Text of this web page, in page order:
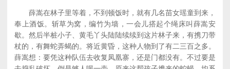
薛嵩在林子里等着，不到顿饭时，就有几名苗女瑶童到来，
奉上酒饭。斩草为窝，编竹为墙，一会儿搭起个绳床叫薛嵩安
歇。然后半桩小子、黄毛丫头陆陆续续到这片林子来，有携刀带
杖的，有舞蛇弄蝎的。将近黄昏，这种人物到了有二三百之多。
薛嵩想：要凭这种队伍去收复凤凰寨，还是门都没有。不过要是